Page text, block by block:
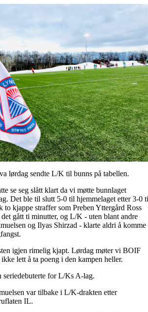
lørdag sendte L/K til bunns på tabellen.
se seg slått klart da vi møtte bunnlaget
Det ble til slutt 5-0 til hjemmelaget etter 3-0
to kjappe straffer som Preben Yttergård Ross
gått ti minutter, og L/K - uten blant andre
og Ilyas Shirzad - klarte aldri å komme
igjen rimelig kjapt. Lørdag møter vi BOIF
lett å ta poeng i den kampen heller.
seriedebuterte for L/Ks A-lag.
var tilbake i L/K-drakten etter
IL.